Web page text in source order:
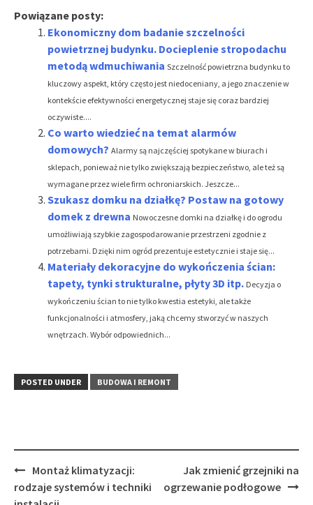
Powiązane posty:
Ekonomiczny dom badanie szczelności
powietrznej budynku. Docieplenie stropodachu
metodą wdmuchiwania Szczelność powietrzna budynku to
kluczowy aspekt, który często jest niedoceniany, a jego znaczenie w
kontekście efektywności energetycznej staje się coraz bardziej
oczywiste....
Co warto wiedzieć na temat alarmów
domowych? Alarmy są najczęściej spotykane w biurach i
sklepach, ponieważ nie tylko zwiększają bezpieczeństwo, ale też są
wymagane przez wiele firm ochroniarskich. Jeszcze...
Szukasz domku na działkę? Postaw na gotowy
domek z drewna Nowoczesne domki na działkę i do ogrodu
umożliwiają szybkie zagospodarowanie przestrzeni zgodnie z
potrzebami. Dzięki nim ogród prezentuje estetycznie i staje się...
Materiały dekoracyjne do wykończenia ścian:
tapety, tynki strukturalne, płyty 3D itp. Decyzja o
wykończeniu ścian to nie tylko kwestia estetyki, ale także
funkcjonalności i atmosfery, jaką chcemy stworzyć w naszych
wnętrzach. Wybór odpowiednich...
POSTED UNDER BUDOWA I REMONT
Post
navigation
Montaż klimatyzacji:
rodzaje systemów i techniki
Jak zmienić grzejniki na
ogrzewanie podłogowe